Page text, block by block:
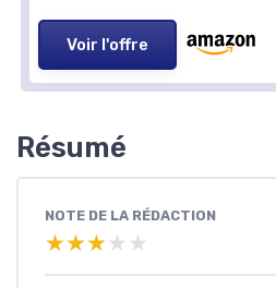
Voir l'offre
Résumé
NOTE DE LA RÉDACTION
★★★★★
★★★★★